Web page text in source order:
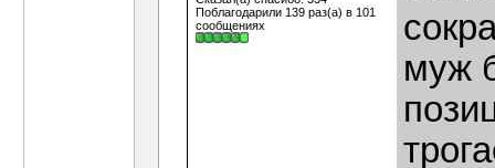
Поблагодарили 139 раз(а) в 101
сообщениях
муж